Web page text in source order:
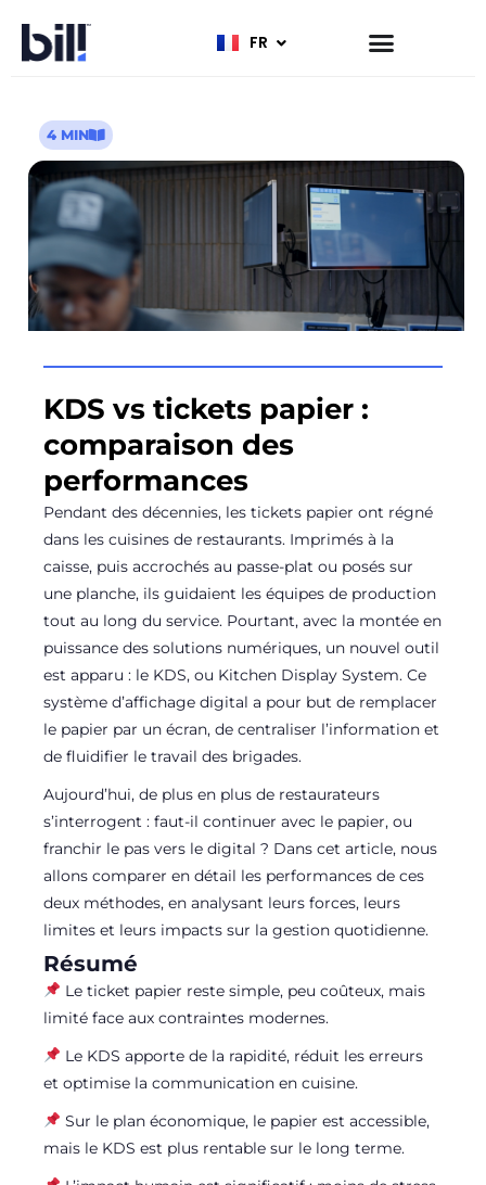
FR
EN
4 MIN
KDS vs tickets papier :
comparaison des
performances
Pendant des décennies, les tickets papier ont régné
dans les cuisines de restaurants. Imprimés à la
caisse, puis accrochés au passe-plat ou posés sur
une planche, ils guidaient les équipes de production
tout au long du service. Pourtant, avec la montée en
puissance des solutions numériques, un nouvel outil
est apparu : le KDS, ou Kitchen Display System. Ce
système d’affichage digital a pour but de remplacer
le papier par un écran, de centraliser l’information et
de fluidifier le travail des brigades.
Aujourd’hui, de plus en plus de restaurateurs
s’interrogent : faut-il continuer avec le papier, ou
franchir le pas vers le digital ? Dans cet article, nous
allons comparer en détail les performances de ces
deux méthodes, en analysant leurs forces, leurs
limites et leurs impacts sur la gestion quotidienne.
Résumé
Le ticket papier reste simple, peu coûteux, mais
limité face aux contraintes modernes.
Le KDS apporte de la rapidité, réduit les erreurs
et optimise la communication en cuisine.
Sur le plan économique, le papier est accessible,
mais le KDS est plus rentable sur le long terme.